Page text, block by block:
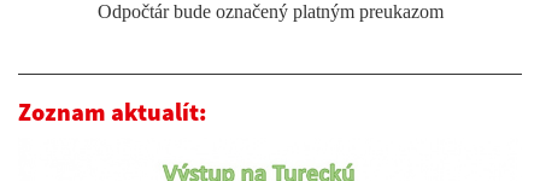
Odpočtár bude označený platným preukazom
Zoznam aktualít: